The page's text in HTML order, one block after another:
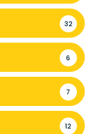
32
6
7
12